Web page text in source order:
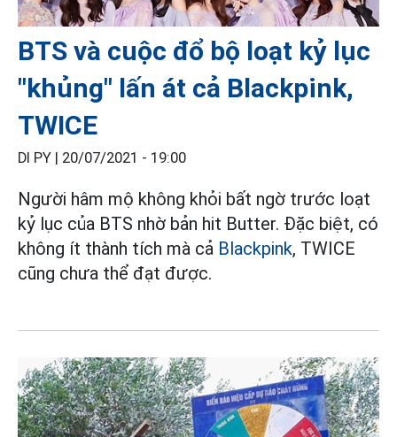
BTS và cuộc đổ bộ loạt kỷ lục
"khủng" lấn át cả Blackpink,
TWICE
DI PY | 20/07/2021 - 19:00
Người hâm mộ không khỏi bất ngờ trước loạt
kỷ lục của BTS nhờ bản hit Butter. Đặc biệt, có
không ít thành tích mà cả Blackpink, TWICE
cũng chưa thể đạt được.